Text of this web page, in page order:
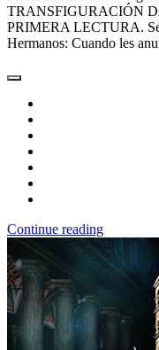
TRANSFIGURACIÓN
PRIMERA LECTURA.
Hermanos: Cuando les
Continue reading